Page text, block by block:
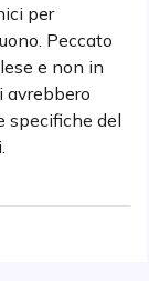
per
Peccato
e non in
avrebbero
specifiche del